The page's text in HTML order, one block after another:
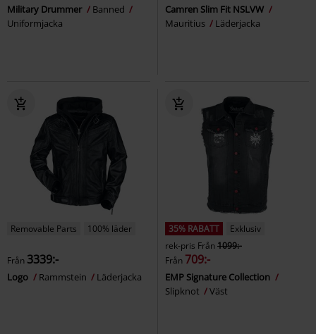
Military Drummer
Banned
Uniformjacka
Camren Slim Fit NSLVW
Mauritius
Läderjacka
Removable Parts 100% läder
Från 3339:-
Logo Rammstein Läderjacka
35% RABATT
Exklusiv
rek-pris Från1099:-
Från 709:-
EMP Signature Collection
Slipknot
Väst